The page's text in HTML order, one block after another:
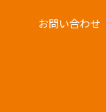
お問い合わせ